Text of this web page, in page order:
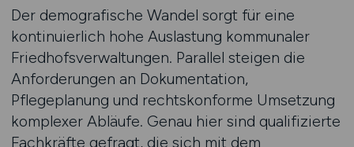
Der demografische Wandel sorgt für eine
kontinuierlich hohe Auslastung kommunaler
Friedhofsverwaltungen. Parallel steigen die
Anforderungen an Dokumentation,
Pflegeplanung und rechtskonforme Umsetzung
komplexer Abläufe. Genau hier sind qualifizierte
Fachkräfte gefragt, die sich mit dem